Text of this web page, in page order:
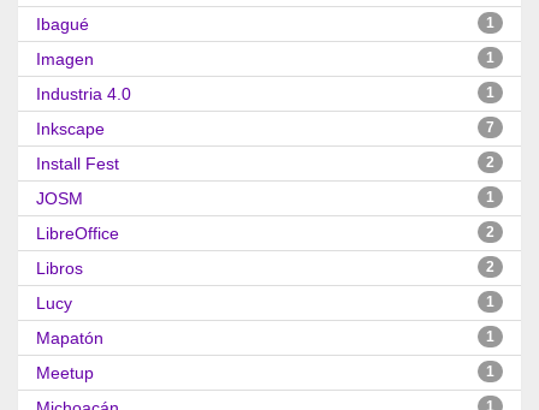
Ibagué 1
Imagen 1
Industria 4.0 1
Inkscape 7
Install Fest 2
JOSM 1
LibreOffice 2
Libros 2
Lucy 1
Mapatón 1
Meetup 1
1